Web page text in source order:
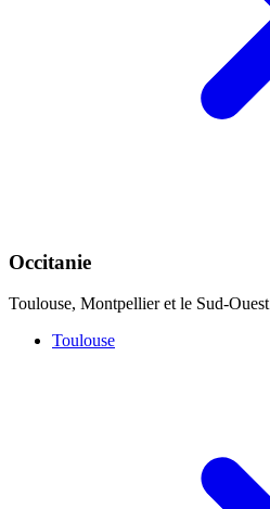
Occitanie
Toulouse, Montpellier et le Sud-Ouest
Toulouse